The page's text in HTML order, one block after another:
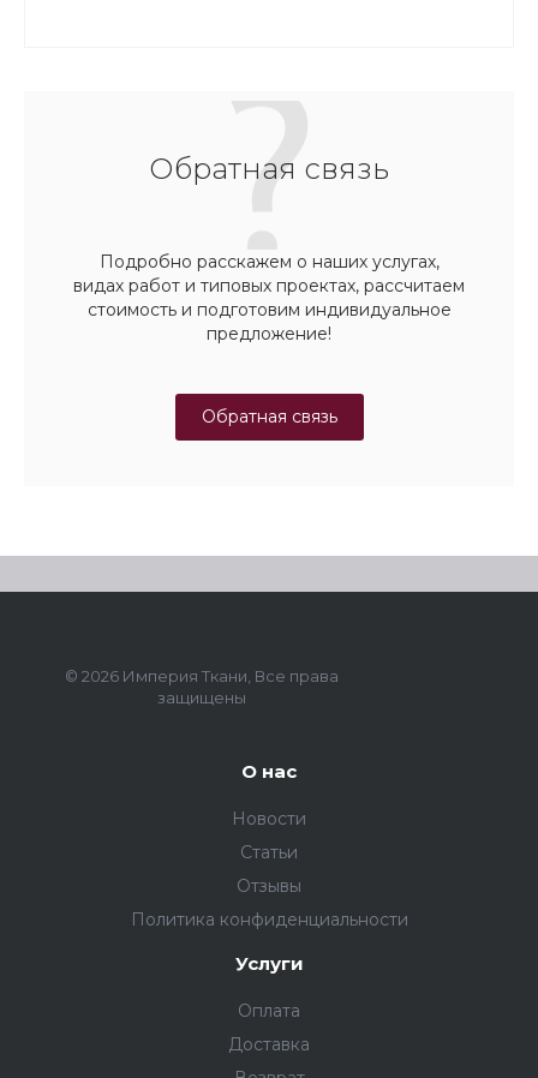
Обратная связь
Подробно расскажем о наших услугах,
видах работ и типовых проектах, рассчитаем
стоимость и подготовим индивидуальное
предложение!
Обратная связь
© 2026 Империя Ткани, Все права
защищены
О нас
Новости
Статьи
Отзывы
Политика конфиденциальности
Услуги
Оплата
Доставка